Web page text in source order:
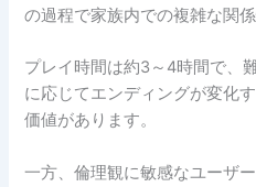
の過程で家族内での複雑な関
プレイ時間は約3～4時間で、
に応じてエンディングが変化
価値があります。
一方、倫理観に敏感なユーザ